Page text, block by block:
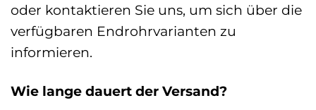
oder kontaktieren Sie uns, um sich über die
verfügbaren Endrohrvarianten zu
informieren.
Wie lange dauert der Versand?